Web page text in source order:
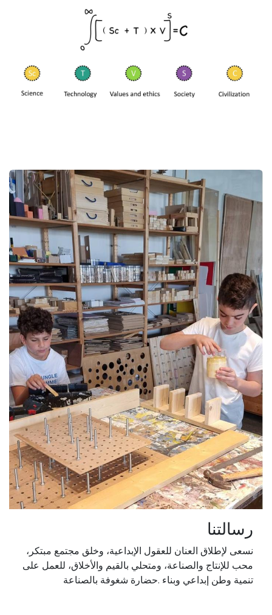
رسالتنا
نسعى لإطلاق العنان للعقول الإبداعية، وخلق مجتمع مبتكر،
محب للإنتاج والصناعة، ومتحلي بالقيم والأخلاق، للعمل على
تنمية وطن إبداعي وبناء .حضارة شغوفة بالصناعة